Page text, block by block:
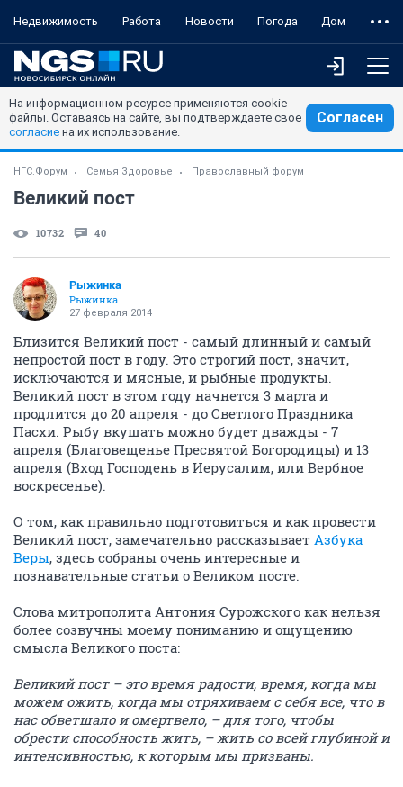
Недвижимость Работа Новости Погода Дом
На информационном ресурсе применяются cookie-
файлы. Оставаясь на сайте, вы подтверждаете свое
согласие на их использование.
Согласен
НГС.Форум Семья Здоровье Православный форум
Великий пост
10732 40
Рыжинка
Рыжинка
27 февраля 2014
Близится Великий пост - самый длинный и самый
непростой пост в году. Это строгий пост, значит,
исключаются и мясные, и рыбные продукты.
Великий пост в этом году начнется 3 марта и
продлится до 20 апреля - до Светлого Праздника
Пасхи. Рыбу вкушать можно будет дважды - 7
апреля (Благовещенье Пресвятой Богородицы) и 13
апреля (Вход Господень в Иерусалим, или Вербное
воскресенье).
О том, как правильно подготовиться и как провести
Великий пост, замечательно рассказывает Азбука
Веры, здесь собраны очень интересные и
познавательные статьи о Великом посте.
Слова митрополита Антония Сурожского как нельзя
более созвучны моему пониманию и ощущению
смысла Великого поста:
Великий пост – это время радости, время, когда мы
можем ожить, когда мы отряхиваем с себя все, что в
нас обветшало и омертвело, – для того, чтобы
обрести способность жить, – жить со всей глубиной и
интенсивностью, к которым мы призваны.